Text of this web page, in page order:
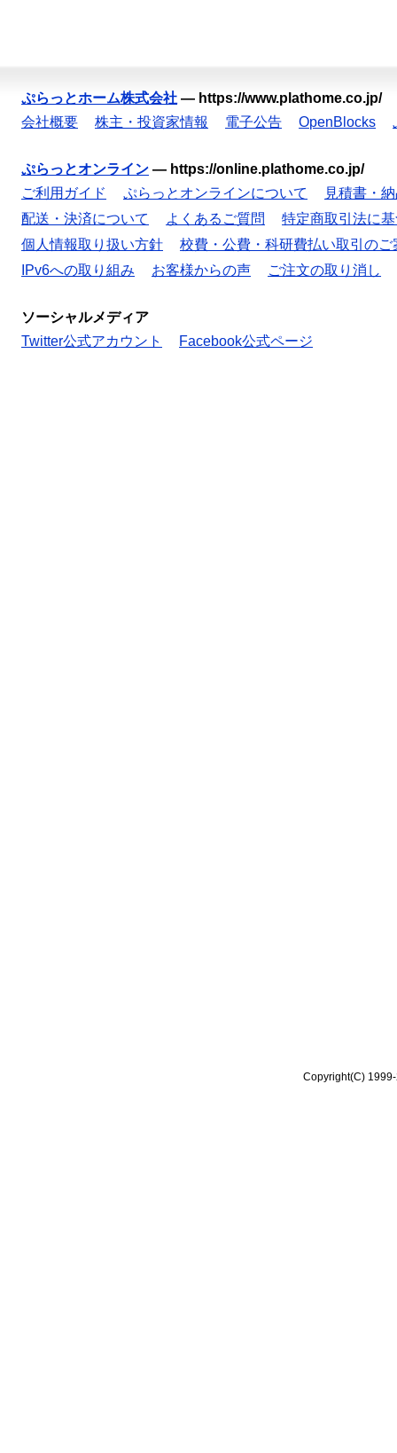
ぷらっとホーム株式会社 — https://www.plathome.co.jp/
会社概要
株主・投資家情報 電子公告 OpenBlocks
ぷらっとオンライン — https://online.plathome.co.jp/
ご利用ガイド
ぷらっとオンラインについて
見積書・
配送・決済について
よくあるご質問
特定商取引法に
個人情報取り扱い方針
校費・公費・科研費払い取引のご
IPv6への取り組み
お客様からの声 ご注文の取り消し
ソーシャルメディア
Twitter公式アカウント
Facebook公式ページ
Copyright(C)